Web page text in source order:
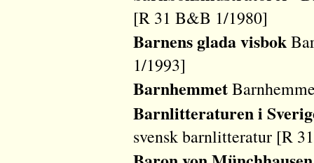
[R 31 B&B 1/1980]
Barnens glada visbok
1/1993]
Barnhemmet
Barnlitteraturen i
svensk barnlitteratur [R